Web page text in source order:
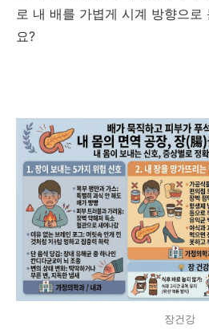
로 내 배를 가볍게 시계 방향으로
요?
장건강